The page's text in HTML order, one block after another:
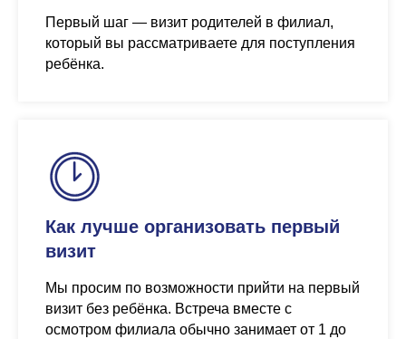
Первый шаг — визит родителей в филиал,
который вы рассматриваете для поступления
ребёнка.
Как лучше организовать первый
визит
Мы просим по возможности прийти на первый
визит без ребёнка. Встреча вместе с
осмотром филиала обычно занимает от 1 до